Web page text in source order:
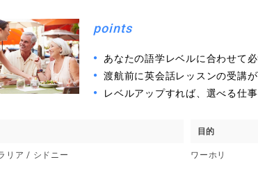
points
あなたの語学レベルに合わせて
渡航前に英会話レッスンの受講が
レベルアップすれば、選べる仕事
リア / シドニー
目的
ワーホリ